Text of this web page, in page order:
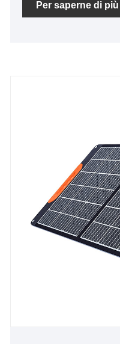
acciaio inossidabile
Per saperne di più